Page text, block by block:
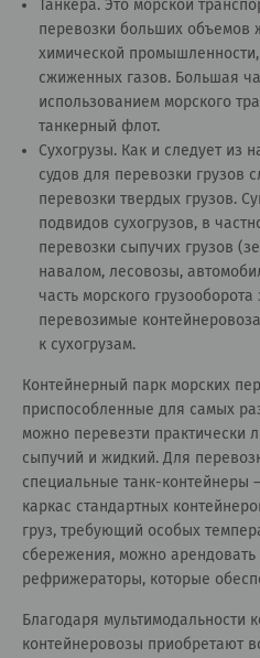
Танкера. Это морской
перевозки больших объемов
химической
сжиженных газов. Большая
использованием морского
танкерный флот.
Сухогрузы. Как и следует из
судов для перевозки грузов
перевозки твердых грузов.
подвидов сухогрузов, в
перевозки сыпучих грузов
навалом, лесовозы,
часть морского
перевозимые
к сухогрузам.
Контейнерный парк морских
приспособленные для самых
можно перевезти практически
сыпучий и жидкий. Для
специальные танк-контейнеры
каркас стандартных
груз, требующий особых
сбережения, можно
рефрижераторы, которые
Благодаря мультимодальности
контейнеровозы приобретают